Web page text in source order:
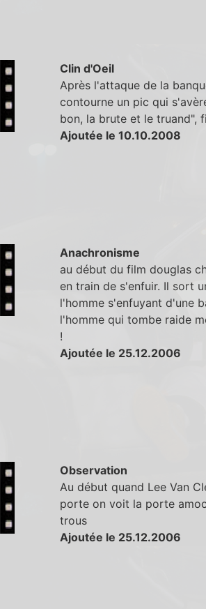
Clin d'Oeil
Après l'attaque de la
contourne un pic qui
bon, la brute et le truand",
Ajoutée le 10.10.2008
Anachronisme
au début du film douglas
en train de s'enfuir. Il sort
l'homme s'enfuyant d'une
l'homme qui tombe raide
!
Ajoutée le 25.12.2006
Observation
Au début quand Lee Van
porte on voit la porte
trous
Ajoutée le 25.12.2006